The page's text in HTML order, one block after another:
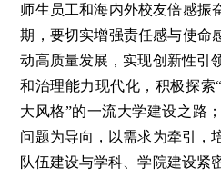
师生员工和海内外校友倍感振
期，要切实增强责任感与使命
动高质量发展，实现创新性引
和治理能力现代化，积极探索
大风格”的一流大学建设之路
问题为导向，以需求为牵引，
队伍建设与学科、学院建设紧